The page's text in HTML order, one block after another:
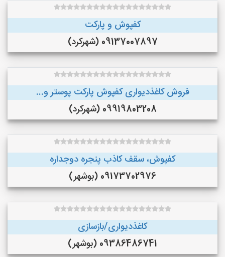
کفپوش و پارکت
09137007897 (شهرکرد)
فروش کاغذدیواری کفپوش پارکت پوستر و...
09919803208 (شهرکرد)
کفپوش، سقف کاذب پنجره دوجداره
09173702976 (بوشهر)
کاغذدیواری/بازسازی
09386486741 (بوشهر)